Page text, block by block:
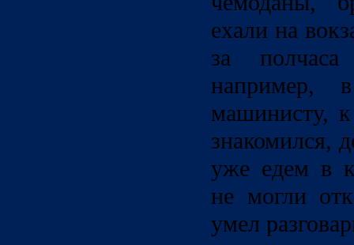
ехали на
за
например,
машинисту,
знакомился,
уже едем в
не могли
умел